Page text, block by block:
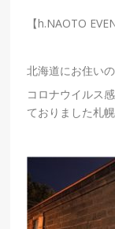
【h.NAOTO
北海道にお住い
コロナウイルス
ておりました札幌